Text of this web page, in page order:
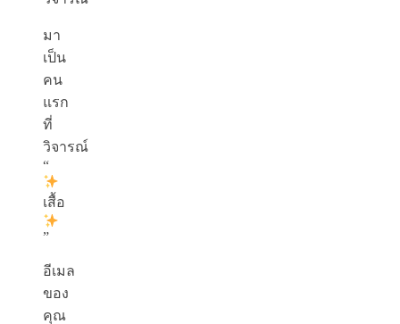
มา
เป็น
คน
แรก
ที่
วิจารณ์
“
เสื้อ
”
อีเมล
ของ
คุณ